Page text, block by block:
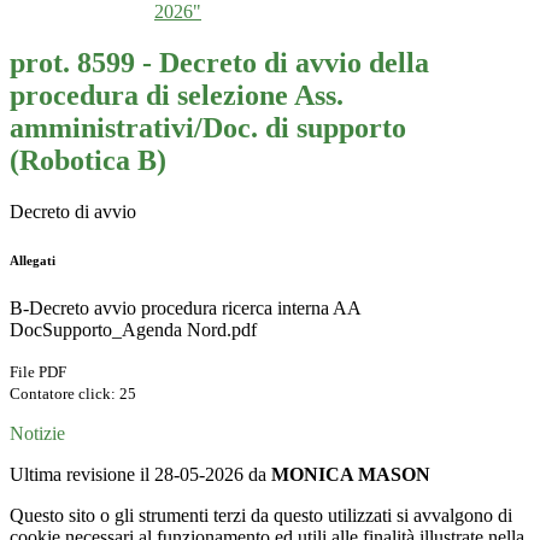
2026"
prot. 8599 - Decreto di avvio della
procedura di selezione Ass.
amministrativi/Doc. di supporto
(Robotica B)
Decreto di avvio
Allegati
B-Decreto avvio procedura ricerca interna AA
DocSupporto_Agenda Nord.pdf
File PDF
Contatore click: 25
Notizie
Ultima revisione il 28-05-2026 da MONICA MASON
Questo sito o gli strumenti terzi da questo utilizzati si avvalgono di